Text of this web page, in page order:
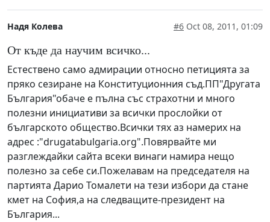
Надя Колева #6 Oct 08, 2011, 01:09
От къде да научим всичко...
Естествено само адмирации относно петицията за
пряко сезиране на Конституционния съд.ПП"Другата
България"обаче е пълна със страхотни и много
полезни инициативи за всички прослойки от
българското общество.Всички тях аз намерих на
адрес :"drugatabulgaria.org".Повярвайте ми
разглеждайки сайта всеки винаги намира нещо
полезно за себе си.Пожелавам на председателя на
партията Дарио Томалети на тези избори да стане
кмет на София,а на следващите-президент на
България...